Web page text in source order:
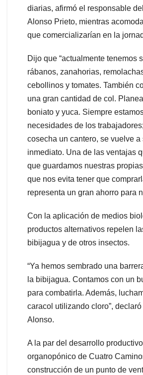
diarias, afirmó el responsable
Alonso Prieto, mientras
que comercializarían en la
Dijo que “actualmente tenemos
rábanos, zanahorias,
cebollinos y tomates. También
una gran cantidad de col.
boniato y yuca. Siempre
necesidades de los
cosecha un cantero, se vuelve a
inmediato. Una de las ventajas
que guardamos nuestras
que nos evita tener que
representa un gran ahorro para
Con la aplicación de medios
productos alternativos repelen
bibijagua y de otros insectos.
“Ya hemos sembrado una
la bibijagua. Contamos con un
para combatirla. Además,
caracol utilizando cloro”,
Alonso.
A la par del desarrollo
organopónico de Cuatro
construcción de un punto de